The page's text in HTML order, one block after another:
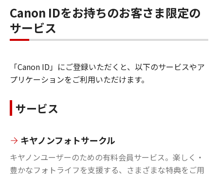
Canon IDをお持ちのお客さま限定の
サービス
「Canon ID」にご登録いただくと、以下のサービスやア
プリケーションをご利用いただけます。
サービス
キヤノンフォトサークル
キヤノンユーザーのための有料会員サービス。楽しく・
豊かなフォトライフを支援する、さまざまな特典をご用